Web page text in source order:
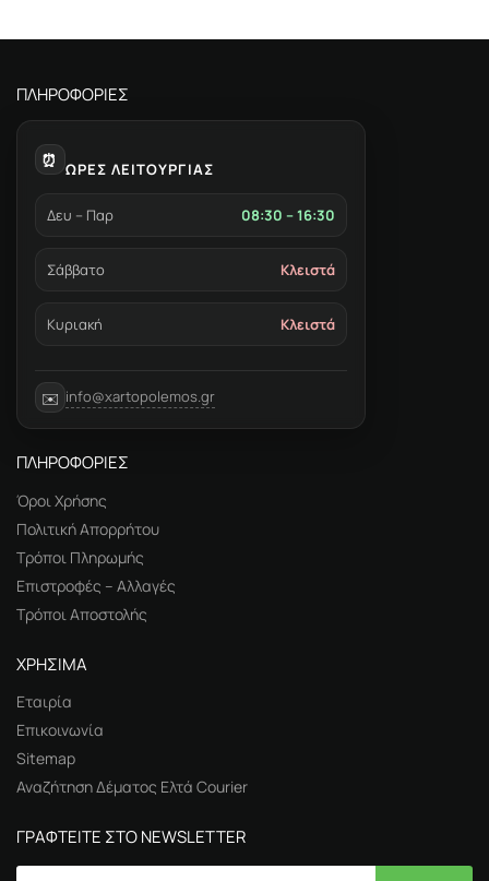
ΠΛΗΡΟΦΟΡΙΕΣ
⏰ ΩΡΕΣ ΛΕΙΤΟΥΡΓΙΑΣ
Δευ – Παρ 08:30 – 16:30
Σάββατο Κλειστά
Κυριακή Κλειστά
✉️ info@xartopolemos.gr
ΠΛΗΡΟΦΟΡΙΕΣ
Όροι Χρήσης
Πολιτική Απορρήτου
Τρόποι Πληρωμής
Επιστροφές – Αλλαγές
Τρόποι Αποστολής
ΧΡΗΣΙΜΑ
Εταιρία
Επικοινωνία
Sitemap
Αναζήτηση Δέματος Ελτά Courier
ΓΡΑΦΤΕΙΤΕ ΣΤΟ NEWSLETTER